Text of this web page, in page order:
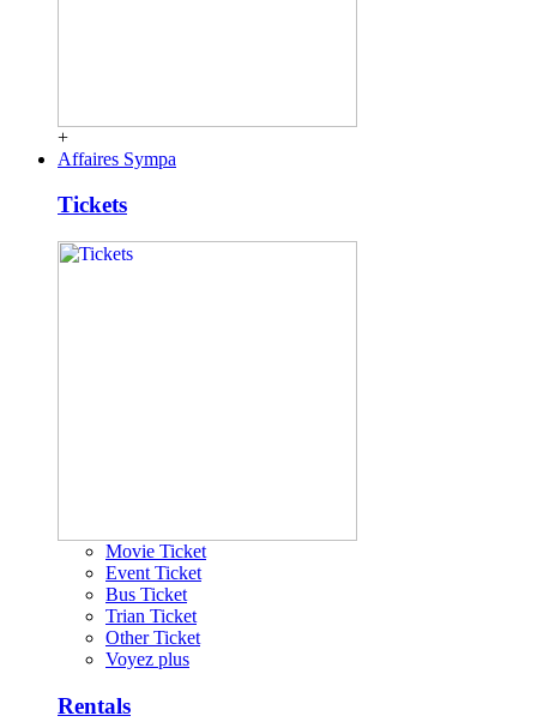
+
Affaires Sympa
Tickets
Movie Ticket
Event Ticket
Bus Ticket
Trian Ticket
Other Ticket
Voyez plus
Rentals